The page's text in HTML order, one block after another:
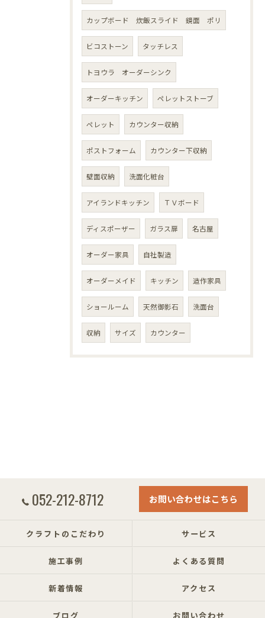
カップボード 炊飯スライド 鏡面 ポリ
ビコストーン タッチレス
トヨウラ オーダーシンク
オーダーキッチン ペレットストーブ
ペレット カウンター収納
ポストフォーム カウンター下収納
壁面収納 洗面化粧台
アイランドキッチン ＴＶボード
ディスポーザー ガラス扉 名古屋
オーダー家具 自社製造
オーダーメイド キッチン 造作家具
ショールーム 天然御影石 洗面台
収納 サイズ カウンター
052-212-8712 お問い合わせはこちら
クラフトのこだわり サービス
施工事例 よくある質問
新着情報 アクセス
ブログ お問い合わせ